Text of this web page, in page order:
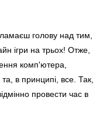
голову над тим,
ігри на трьох! Отже,
комп'ютера,
в принципі, все. Так,
провести час в